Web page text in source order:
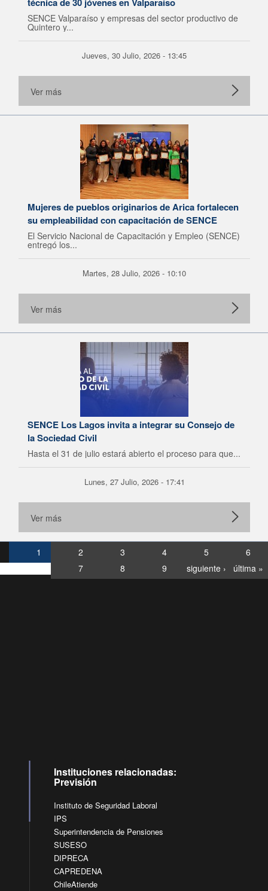
SENCE Valparaíso y empresas del sector productivo de
Quintero y...
Jueves, 30 Julio, 2026 - 13:45
Ver más
Mujeres de pueblos originarios de Arica fortalecen
su empleabilidad con capacitación de SENCE
El Servicio Nacional de Capacitación y Empleo (SENCE)
entregó los...
Martes, 28 Julio, 2026 - 10:10
Ver más
SENCE Los Lagos invita a integrar su Consejo de
la Sociedad Civil
Hasta el 31 de julio estará abierto el proceso para que...
Lunes, 27 Julio, 2026 - 17:41
Ver más
1 2 3 4 5
6
7
8 9 siguiente › última »
Instituciones relacionadas:
Previsión
Instituto de Seguridad Laboral
IPS
Superintendencia de Pensiones
SUSESO
DIPRECA
CAPREDENA
ChileAtiende